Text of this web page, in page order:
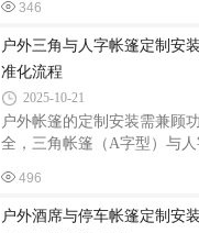
则更注重遮阳篷的外观与品
插座）、操作方式（遥控/手
然与艺术的双重魅力，成为
之选。定制设计：融合功能
的定制核心在于“量身打造”
入沟通，了解场地特点、使
若场地位于花园中，亭子可
呼应的清新风格，采用浅色
花装饰，阳光透过雕花洒下
漫氛围；若用于商业广场，
346
户外三角与人字帐篷定制安
准化流程
2025-10-21
户外帐篷的定制安装需兼顾
全，三角帐篷（A字型）与人
场景化需求拆解、材料工艺
程三方面展开分析。一、场
496
户外酒席与停车帐篷定制安